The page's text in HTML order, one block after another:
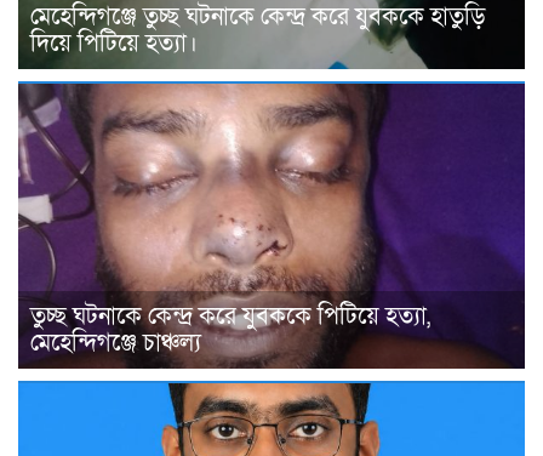
মেহেন্দিগঞ্জে তুচ্ছ ঘটনাকে কেন্দ্র করে যুবককে হাতুড়ি
দিয়ে পিটিয়ে হত্যা।
তুচ্ছ ঘটনাকে কেন্দ্র করে যুবককে পিটিয়ে হত্যা,
মেহেন্দিগঞ্জে চাঞ্চল্য